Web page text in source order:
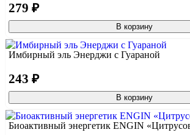
279 ₽
В корзину
Имбирный эль Энерджи с Гуараной
243 ₽
В корзину
Биоактивный энергетик ENGIN